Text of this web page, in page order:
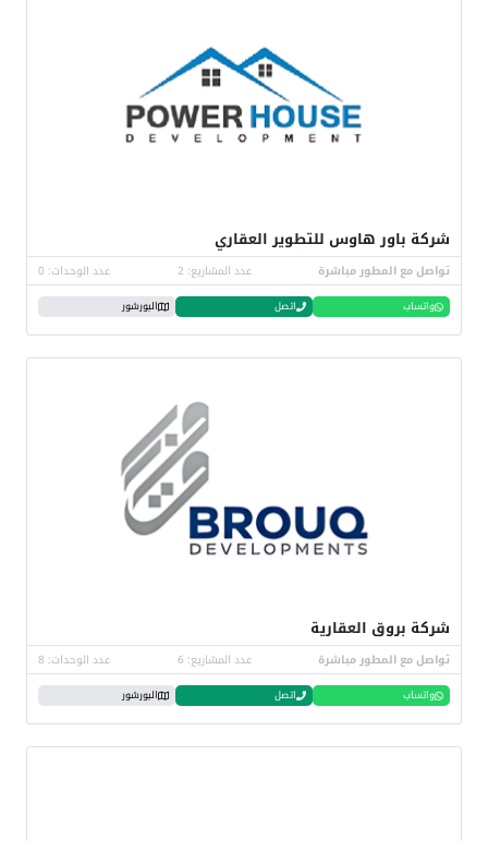
شركة باور هاوس للتطوير العقاري
تواصل مع المطور مباشرة عدد المشاريع: 2 عدد الوحدات: 0
واتساب اتصل البورشور
شركة بروق العقارية
تواصل مع المطور مباشرة عدد المشاريع: 6 عدد الوحدات: 8
واتساب اتصل البورشور